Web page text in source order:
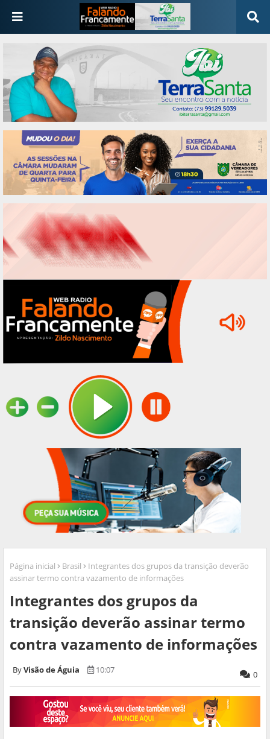
Página inicial Brasil
Integrantes dos grupos da transição deverão
assinar termo contra vazamento de informações
Integrantes dos grupos da
transição deverão assinar termo
contra vazamento de informações
Visão de Águia 10:07 0